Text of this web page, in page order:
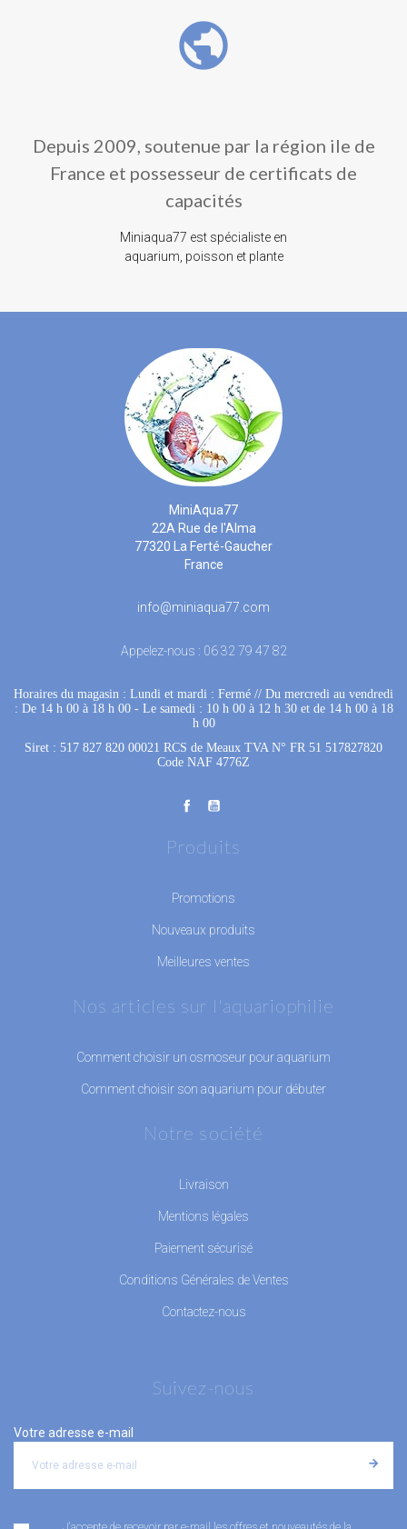
public
Depuis 2009, soutenue par la région ile de
France et possesseur de certificats de
capacités
Miniaqua77 est spécialiste en
aquarium, poisson et plante
MiniAqua77
22A Rue de l'Alma
77320 La Ferté-Gaucher
France
info@miniaqua77.com
Appelez-nous : 06 32 79 47 82
Horaires du magasin : Lundi et mardi : Fermé // Du mercredi au vendredi
: De 14 h 00 à 18 h 00 - Le samedi : 10 h 00 à 12 h 30 et de 14 h 00 à 18
h 00
Siret : 517 827 820 00021 RCS de Meaux TVA N° FR 51 517827820
Code NAF 4776Z
Produits
Promotions
Nouveaux produits
Meilleures ventes
Nos articles sur l'aquariophilie
Comment choisir un osmoseur pour aquarium
Comment choisir son aquarium pour débuter
Notre société
Livraison
Mentions légales
Paiement sécurisé
Conditions Générales de Ventes
Contactez-nous
Suivez-nous
Votre adresse e-mail